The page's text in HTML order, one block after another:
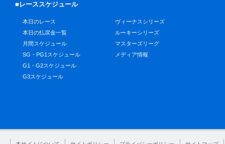
■レーススケジュール
本日のレース
本日の払戻金一覧
月間スケジュール
SG・PG1スケジュール
G1・G2スケジュール
G3スケジュール
ヴィーナスシリーズ
ルーキーシリーズ
マスターズリーグ
メディア情報